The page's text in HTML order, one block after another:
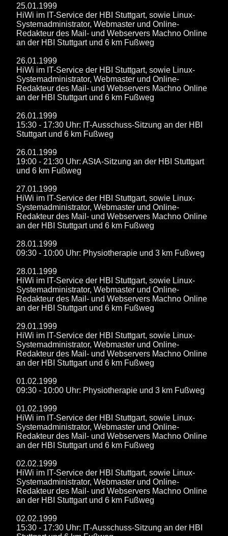
25.01.1999
HiWi im IT-Service der HBI Stuttgart, sowie Linux-
Systemadministrator, Webmaster und Online-
Redakteur des Mail- und Webservers Machno Online
an der HBI Stuttgart und 6 km Fußweg
26.01.1999
HiWi im IT-Service der HBI Stuttgart, sowie Linux-
Systemadministrator, Webmaster und Online-
Redakteur des Mail- und Webservers Machno Online
an der HBI Stuttgart und 6 km Fußweg
26.01.1999
15:30 - 17:30 Uhr: IT-Ausschuss-Sitzung an der HBI
Stuttgart und 6 km Fußweg
26.01.1999
19:00 - 21:30 Uhr: AStA-Sitzung an der HBI Stuttgart
und 6 km Fußweg
27.01.1999
HiWi im IT-Service der HBI Stuttgart, sowie Linux-
Systemadministrator, Webmaster und Online-
Redakteur des Mail- und Webservers Machno Online
an der HBI Stuttgart und 6 km Fußweg
28.01.1999
09:30 - 10:00 Uhr: Physiotherapie und 3 km Fußweg
28.01.1999
HiWi im IT-Service der HBI Stuttgart, sowie Linux-
Systemadministrator, Webmaster und Online-
Redakteur des Mail- und Webservers Machno Online
an der HBI Stuttgart und 6 km Fußweg
29.01.1999
HiWi im IT-Service der HBI Stuttgart, sowie Linux-
Systemadministrator, Webmaster und Online-
Redakteur des Mail- und Webservers Machno Online
an der HBI Stuttgart und 6 km Fußweg
01.02.1999
09:30 - 10:00 Uhr: Physiotherapie und 3 km Fußweg
01.02.1999
HiWi im IT-Service der HBI Stuttgart, sowie Linux-
Systemadministrator, Webmaster und Online-
Redakteur des Mail- und Webservers Machno Online
an der HBI Stuttgart und 6 km Fußweg
02.02.1999
HiWi im IT-Service der HBI Stuttgart, sowie Linux-
Systemadministrator, Webmaster und Online-
Redakteur des Mail- und Webservers Machno Online
an der HBI Stuttgart und 6 km Fußweg
02.02.1999
15:30 - 17:30 Uhr: IT-Ausschuss-Sitzung an der HBI